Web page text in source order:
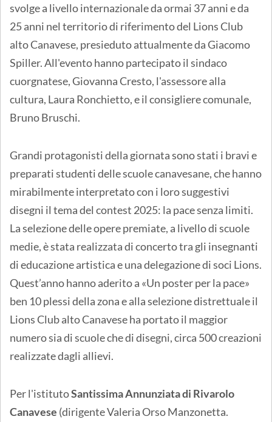
svolge a livello internazionale da ormai 37 anni e da
25 anni nel territorio di riferimento del Lions Club
alto Canavese, presieduto attualmente da Giacomo
Spiller. All'evento hanno partecipato il sindaco
cuorgnatese, Giovanna Cresto, l'assessore alla
cultura, Laura Ronchietto, e il consigliere comunale,
Bruno Bruschi.
Grandi protagonisti della giornata sono stati i bravi e
preparati studenti delle scuole canavesane, che hanno
mirabilmente interpretato con i loro suggestivi
disegni il tema del contest 2025: la pace senza limiti.
La selezione delle opere premiate, a livello di scuole
medie, è stata realizzata di concerto tra gli insegnanti
di educazione artistica e una delegazione di soci Lions.
Quest’anno hanno aderito a «Un poster per la pace»
ben 10 plessi della zona e alla selezione distrettuale il
Lions Club alto Canavese ha portato il maggior
numero sia di scuole che di disegni, circa 500 creazioni
realizzate dagli allievi.
Per l'istitutoSantissima Annunziata di Rivarolo
Canavese (dirigente Valeria Orso Manzonetta.